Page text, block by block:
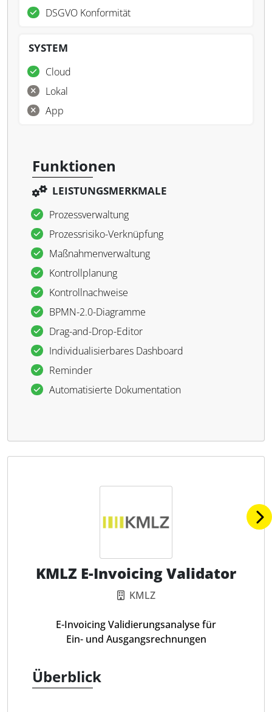
DSGVO Konformität
SYSTEM
Cloud
Lokal
App
Funktionen
LEISTUNGSMERKMALE
Prozessverwaltung
Prozessrisiko-Verknüpfung
Maßnahmenverwaltung
Kontrollplanung
Kontrollnachweise
BPMN-2.0-Diagramme
Drag-and-Drop-Editor
Individualisierbares Dashboard
Reminder
Automatisierte Dokumentation
KMLZ E-Invoicing Validator
KMLZ
E-Invoicing Validierungsanalyse für
Ein- und Ausgangsrechnungen
Überblick